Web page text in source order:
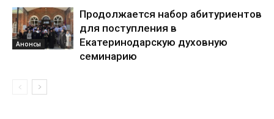
Анонсы
Продолжается набор абитуриентов
для поступления в
Екатеринодарскую духовную
семинарию